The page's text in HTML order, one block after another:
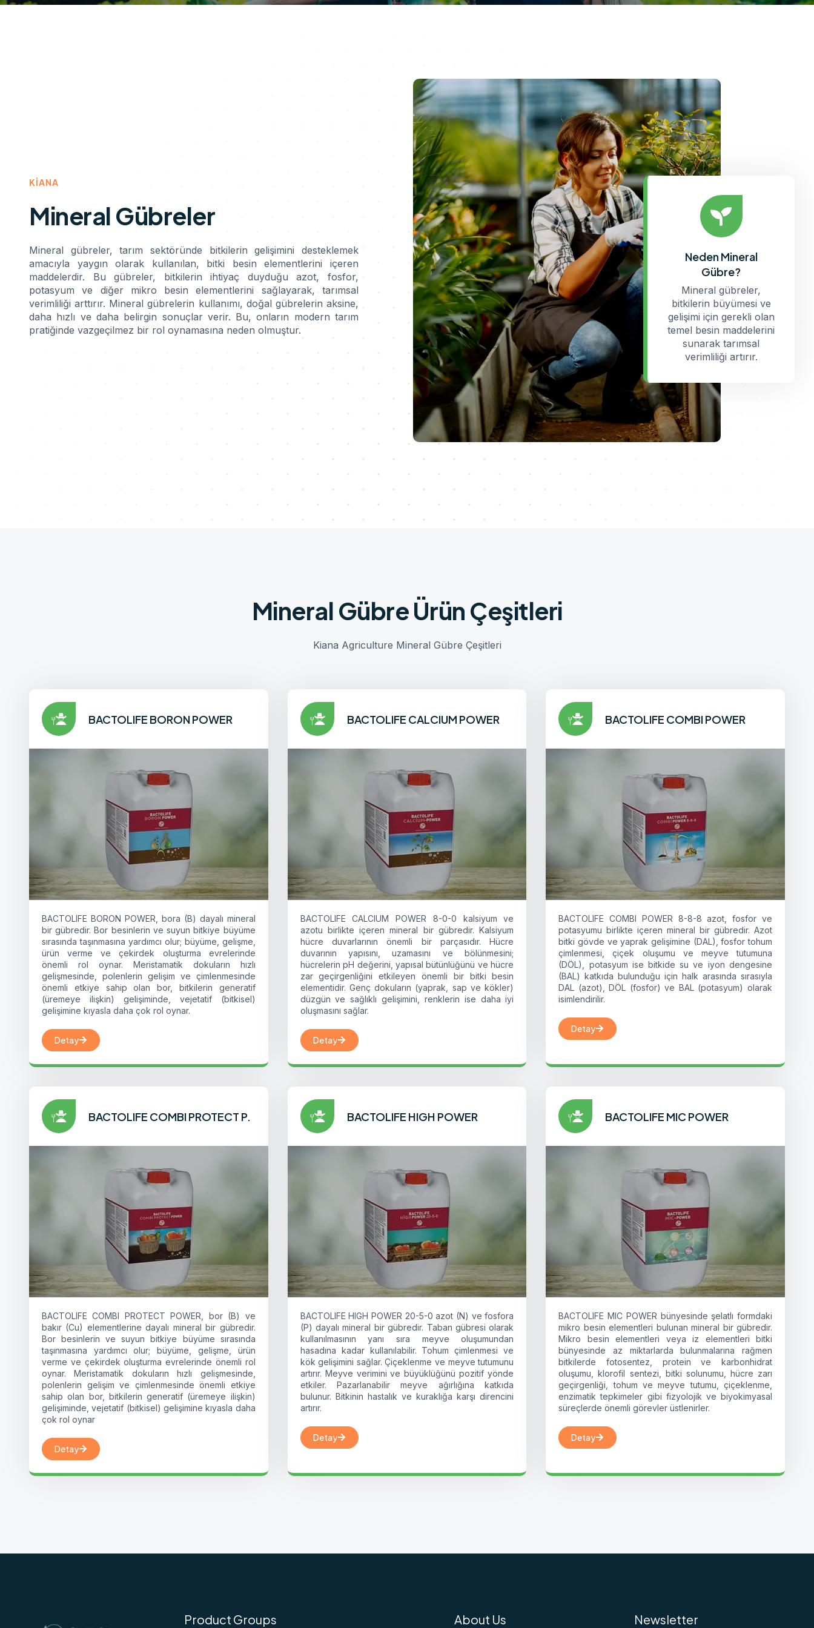
KIANA
Mineral Gübreler
Mineral gübreler, tarım sektöründe bitkilerin gelişimini desteklemek
amacıyla yaygın olarak kullanılan, bitki besin elementlerini içeren
maddelerdir. Bu gübreler, bitkilerin ihtiyaç duyduğu azot, fosfor,
potasyum ve diğer mikro besin elementlerini sağlayarak, tarımsal
verimliliği arttırır. Mineral gübrelerin kullanımı, doğal gübrelerin aksine,
daha hızlı ve daha belirgin sonuçlar verir. Bu, onların modern tarım
pratiğinde vazgeçilmez bir rol oynamasına neden olmuştur.
Neden Mineral
Gübre?
Mineral gübreler,
bitkilerin büyümesi ve
gelişimi için gerekli olan
temel besin maddelerini
sunarak tarımsal
verimliliği artırır.
Mineral Gübre Ürün Çeşitleri
Kiana Agriculture Mineral Gübre Çeşitleri
BACTOLIFE BORON POWER
BACTOLIFE BORON POWER, bora (B) dayalı mineral
bir gübredir. Bor besinlerin ve suyun bitkiye büyüme
sırasında taşınmasına yardımcı olur; büyüme, gelişme,
ürün verme ve çekirdek oluşturma evrelerinde
önemli rol oynar. Meristamatik dokuların hızlı
gelişmesinde, polenlerin gelişim ve çimlenmesinde
önemli etkiye sahip olan bor, bitkilerin generatif
(üremeye ilişkin) gelişiminde, vejetatif (bitkisel)
gelişimine kıyasla daha çok rol oynar.
Detay
BACTOLIFE CALCIUM POWER
BACTOLIFE CALCIUM POWER 8-0-0 kalsiyum ve
azotu birlikte içeren mineral bir gübredir. Kalsiyum
hücre duvarlarının önemli bir parçasıdır. Hücre
duvarının yapısını, uzamasını ve bölünmesini;
hücrelerin pH değerini, yapısal bütünlüğünü ve hücre
zar geçirgenliğini etkileyen önemli bir bitki besin
elementidir. Genç dokuların (yaprak, sap ve kökler)
düzgün ve sağlıklı gelişimini, renklerin ise daha iyi
oluşmasını sağlar.
Detay
BACTOLIFE COMBI POWER
BACTOLIFE COMBI POWER 8-8-8 azot, fosfor ve
potasyumu birlikte içeren mineral bir gübredir. Azot
bitki gövde ve yaprak gelişimine (DAL), fosfor tohum
çimlenmesi, çiçek oluşumu ve meyve tutumuna
(DÖL), potasyum ise bitkide su ve iyon dengesine
(BAL) katkıda bulunduğu için halk arasında sırasıyla
DAL (azot), DÖL (fosfor) ve BAL (potasyum) olarak
isimlendirilir.
Detay
BACTOLIFE COMBI PROTECT P.
BACTOLIFE COMBI PROTECT POWER, bor (B) ve
bakır (Cu) elementlerine dayalı mineral bir gübredir.
Bor besinlerin ve suyun bitkiye büyüme sırasında
taşınmasına yardımcı olur; büyüme, gelişme, ürün
verme ve çekirdek oluşturma evrelerinde önemli rol
oynar. Meristamatik dokuların hızlı gelişmesinde,
polenlerin gelişim ve çimlenmesinde önemli etkiye
sahip olan bor, bitkilerin generatif (üremeye ilişkin)
gelişiminde, vejetatif (bitkisel) gelişimine kıyasla daha
çok rol oynar
Detay
BACTOLIFE HIGH POWER
BACTOLIFE HIGH POWER 20-5-0 azot (N) ve fosfora
(P) dayalı mineral bir gübredir. Taban gübresi olarak
kullanılmasının yanı sıra meyve oluşumundan
hasadına kadar kullanılabilir. Tohum çimlenmesi ve
kök gelişimini sağlar. Çiçeklenme ve meyve tutumunu
artırır. Meyve verimini ve büyüklüğünü pozitif yönde
etkiler. Pazarlanabilir meyve ağırlığına katkıda
bulunur. Bitkinin hastalık ve kuraklığa karşı direncini
artırır.
Detay
BACTOLIFE MIC POWER
BACTOLIFE MIC POWER bünyesinde şelatlı formdaki
mikro besin elementleri bulunan mineral bir gübredir.
Mikro besin elementleri veya iz elementleri bitki
bünyesinde az miktarlarda bulunmalarına rağmen
bitkilerde fotosentez, protein ve karbonhidrat
oluşumu, klorofil sentezi, bitki solunumu, hücre zarı
geçirgenliği, tohum ve meyve tutumu, çiçeklenme,
enzimatik tepkimeler gibi fizyolojik ve biyokimyasal
süreçlerde önemli görevler üstlenirler.
Detay
Product Groups About Us Newsletter